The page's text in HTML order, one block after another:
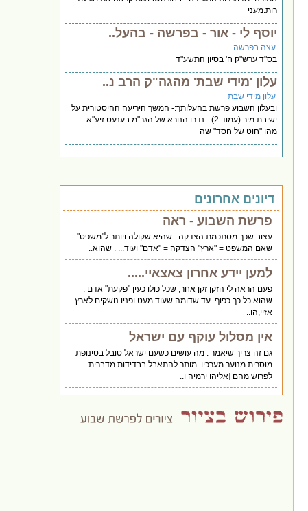
רות.מעני
יוסף לי - אור - בפרשה - בהעל..
עצה בפרשה
בס"ד ערש"ק ח' בסיון התשע"ד
עלון 'מידי שבת' מהגה"ק הרב נ..
עלון מידי שבת
ובעלון השבוע פרשת בהעלותך:- המשך היריעה ההיסטורית על
ישיבת מיר (עמוד 2).- נדרו הנורא של הגר"מ בענעט זיע"א...-
מהו "חוט של חסד" שה
דיונים אחרונים
פרשת השבוע - ראה
עצוב שכך מסתכמת הצדקה : שהיא שקולה ויותר ל"משפט"
שאם המשפט = "ארץ" הצדקה = "אדם" ועוד... . שהוא..
למען יידע אחרון צאצאיי.....
פעם הראה לי הזקן זקן אחר, שכל כולו כעין "פקעת" אדם .
שהוא כל כך כפוף. עד שדומה שעוד מעט ופניו נושקים לארץ.
אזיי,הו..
אין מסלול עוקף עם ישראל
גם זה צריך שיאמר : מה עושים כשעם ישראל טובל בטינופת
מוסרית מנוער מערכיו. מותר להתאבל בבדידות מדברית.
לפרוש מהם [אליהו ירמיה ו..